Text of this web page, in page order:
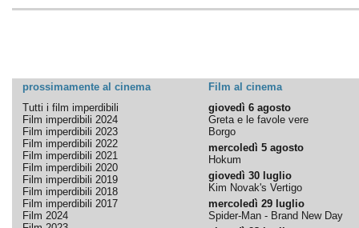
prossimamente al cinema
Film al cinema
Tutti i film imperdibili
Film imperdibili 2024
Film imperdibili 2023
Film imperdibili 2022
Film imperdibili 2021
Film imperdibili 2020
Film imperdibili 2019
Film imperdibili 2018
Film imperdibili 2017
Film 2024
giovedì 6 agosto
Greta e le favole vere
Borgo
mercoledì 5 agosto
Hokum
giovedì 30 luglio
Kim Novak's Vertigo
mercoledì 29 luglio
Spider-Man - Brand New Day